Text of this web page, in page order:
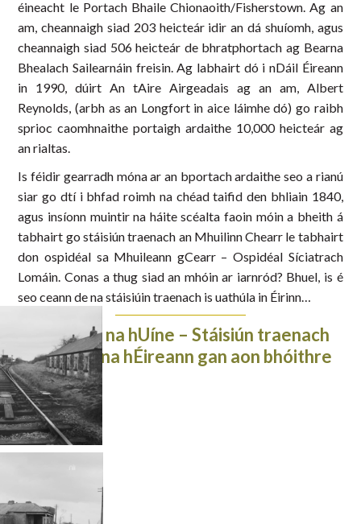
éineacht le Portach Bhaile Chionaoith/Fisherstown. Ag an
am, cheannaigh siad 203 heicteár idir an dá shuíomh, agus
cheannaigh siad 506 heicteár de bhratphortach ag Bearna
Bhealach Sailearnáin freisin. Ag labhairt dó i nDáil Éireann
in 1990, dúirt An tAire Airgeadais ag an am, Albert
Reynolds, (arbh as an Longfort in aice láimhe dó) go raibh
sprioc caomhnaithe portaigh ardaithe 10,000 heicteár ag
an rialtas.
Is féidir gearradh móna ar an bportach ardaithe seo a rianú
siar go dtí i bhfad roimh na chéad taifid den bhliain 1840,
agus insíonn muintir na háite scéalta faoin móin a bheith á
tabhairt go stáisiún traenach an Mhuilinn Chearr le tabhairt
don ospidéal sa Mhuileann gCearr – Ospidéal Síciatrach
Lomáin. Conas a thug siad an mhóin ar iarnród? Bhuel, is é
seo ceann de na stáisiúin traenach is uathúla in Éirinn…
Acomhal na hUíne – Stáisiún traenach
portaigh na hÉireann gan aon bhóithre